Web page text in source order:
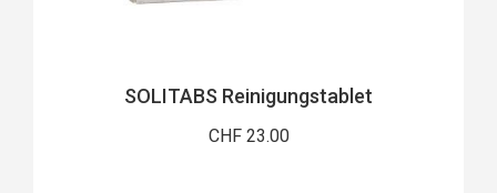
SOLITABS Reinigungstablet
CHF 23.00